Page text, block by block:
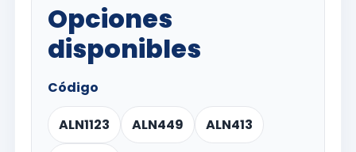
Opciones
disponibles
Código
ALN1123 ALN449 ALN413